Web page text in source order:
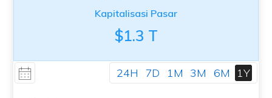
Kapitalisasi Pasar
$1.3 T
24H 7D 1M 3M 6M 1Y